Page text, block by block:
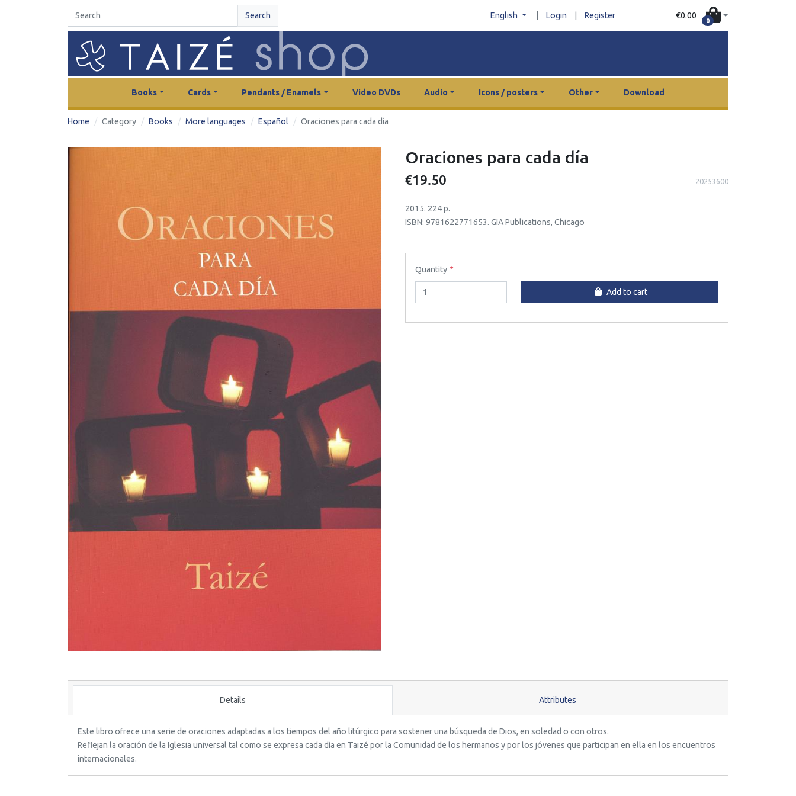
Search English Login Register €0.00
0
Books Cards Pendants / Enamels Video DVDs Audio Icons / posters Other Download
Home Category Books More languages Español Oraciones para cada día
Oraciones para cada día
€19.50 20253600
2015. 224 p.
ISBN: 9781622771653. GIA Publications, Chicago
Quantity
Add to cart
Details Attributes
Este libro ofrece una serie de oraciones adaptadas a los tiempos del año litúrgico para sostener una búsqueda de Dios, en soledad o con otros.
Reflejan la oración de la Iglesia universal tal como se expresa cada día en Taizé por la Comunidad de los hermanos y por los jóvenes que participan en ella en los encuentros
internacionales.